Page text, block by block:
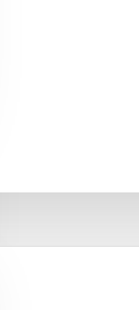
yapabilirsiniz.
denetlenir.